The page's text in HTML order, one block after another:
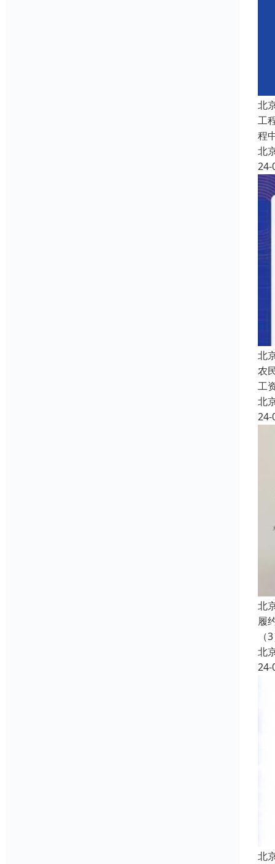
北
工
程
北
24-
北
农
工
北
24-
北
履
北
24-
北